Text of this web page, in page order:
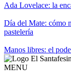
Ada Lovelace: la
Día del Mate: cómo
pastelería
Manos libres: el
MENU